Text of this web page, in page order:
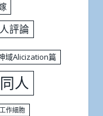
評論
域Alicization篇
同人
工作細胞